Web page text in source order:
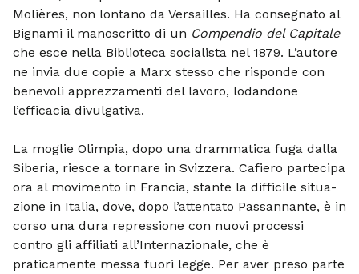
Molières, non lontano da Versailles. Ha consegnato al
Bignami il manoscritto di un Compendio del Capitale
che esce nella Biblioteca socialista nel 1879. L’autore
ne invia due copie a Marx stesso che risponde con
benevoli apprezzamenti del lavoro, lodandone
l’efficacia divulgativa.
La moglie Olimpia, dopo una dramma­tica fuga dalla
Siberia, riesce a tornare in Svizzera. Cafiero partecipa
ora al movi­mento in Francia, stante la difficile situa­
zione in Italia, dove, dopo l’attentato Pas­sannante, è in
corso una dura repressione con nuovi processi
contro gli affiliati al­l’Internazionale, che è
praticamente messa fuori legge. Per aver preso parte